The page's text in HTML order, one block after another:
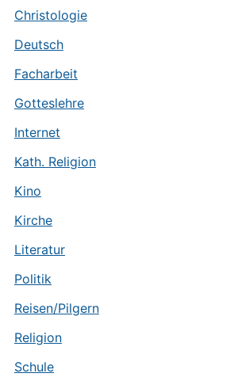
Christologie
Deutsch
Facharbeit
Gotteslehre
Internet
Kath. Religion
Kino
Kirche
Literatur
Politik
Reisen/Pilgern
Religion
Schule